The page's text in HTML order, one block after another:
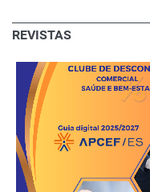
REVISTAS